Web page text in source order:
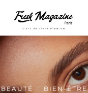
BEAUTÉ / BIEN-ÊTRE